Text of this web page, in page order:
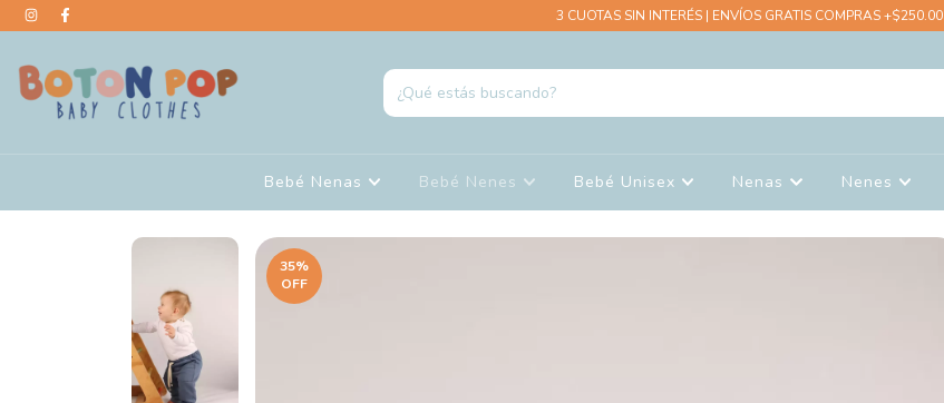
3 CUOTAS SIN INTERÉS | ENVÍOS GRATIS COMPRAS +$250.00
Bebé Nenas Bebé Nenes Bebé Unisex Nenas Nenes
35%
OFF